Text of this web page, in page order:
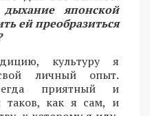
японской
ей преобразиться
культуру я
личный опыт.
приятный и
таков, как я сам, и